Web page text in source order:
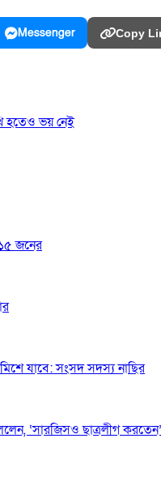
Messenger Copy
হতেও ভয় নেই
জনের
যাবে: সংসদ সদস্য নাছির
‘সারজিসও ছাত্রলীগ করতেন’